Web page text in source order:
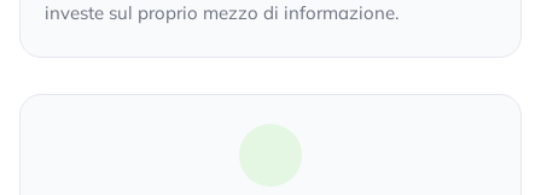
investe sul proprio mezzo di informazione.